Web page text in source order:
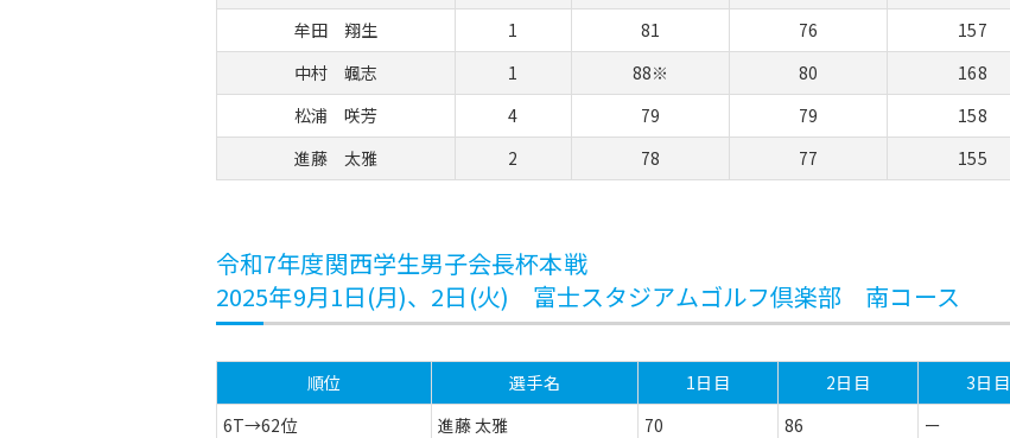
牟田 翔生
1 81 76
157
中村 颯志
1 88※ 80
168
松浦 咲芳
4 79 79
158
進藤 太雅
2 78 77 155
令和7年度関西学生男子会長杯本戦
2025年9月1日(月)、2日(火) 富士スタジアムゴルフ倶楽部 南コース
順位 選手名 1日目 2日目
3日目
6T→62位
進藤 太雅 70 86 ー